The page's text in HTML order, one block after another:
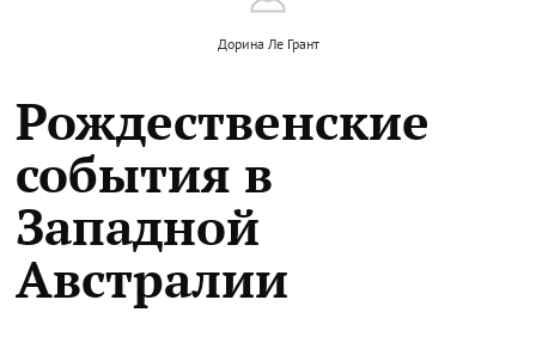
Дорина Ле Грант
Рождественские
события в
Западной
Австралии